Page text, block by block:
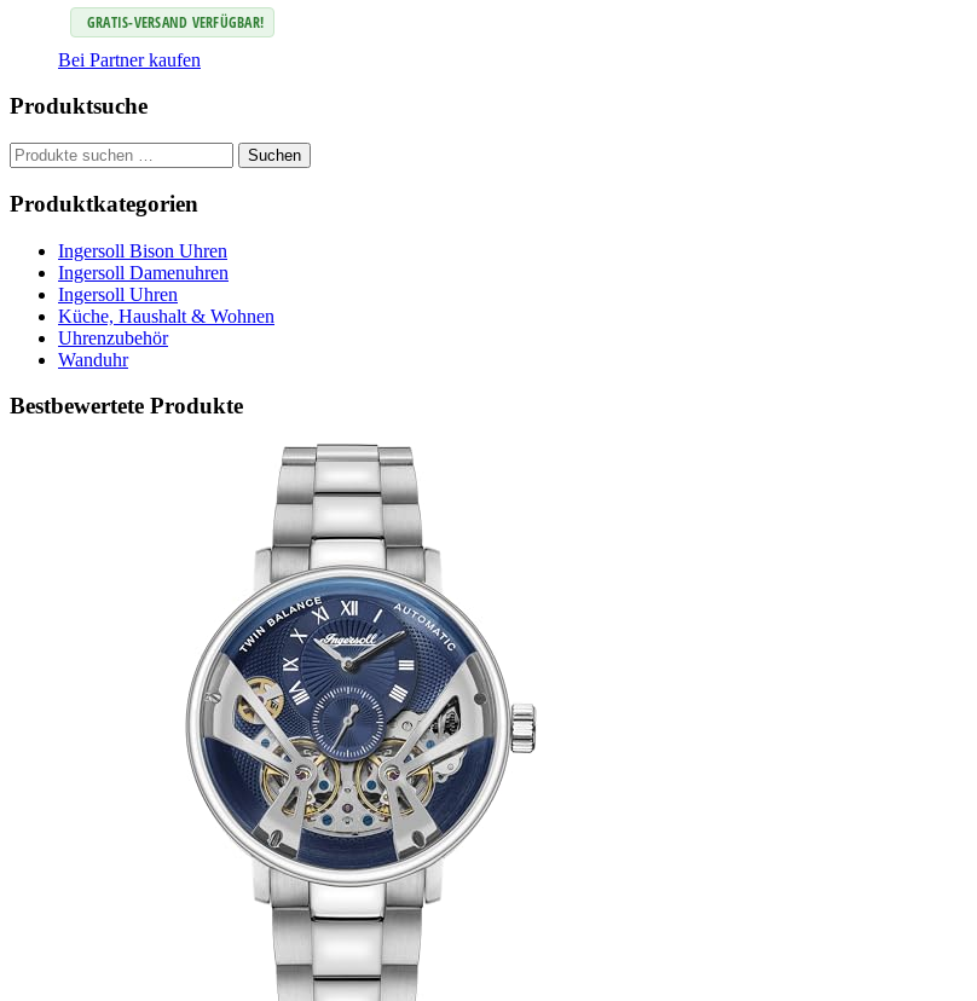
GRATIS-VERSAND VERFÜGBAR!
Bei Partner kaufen
Produktsuche
Suchen
nach:
Suchen
Produktkategorien
Ingersoll Bison Uhren
Ingersoll Damenuhren
Ingersoll Uhren
Küche, Haushalt & Wohnen
Uhrenzubehör
Wanduhr
Bestbewertete Produkte